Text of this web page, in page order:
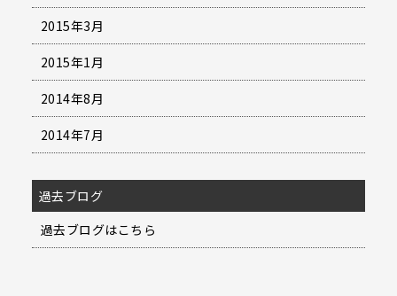
2015年3月
2015年1月
2014年8月
2014年7月
過去ブログ
過去ブログはこちら